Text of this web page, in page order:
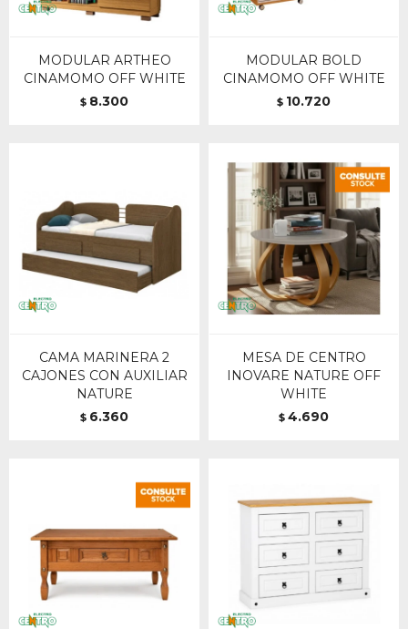
MODULAR ARTHEO
CINAMOMO OFF WHITE
$ 8.300
MODULAR BOLD
CINAMOMO OFF WHITE
$ 10.720
CAMA MARINERA 2
CAJONES CON AUXILIAR
NATURE
$ 6.360
MESA DE CENTRO
INOVARE NATURE OFF
WHITE
$ 4.690